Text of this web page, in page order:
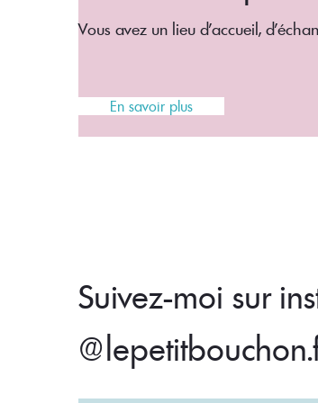
Vous avez un lieu d'accueil,
En savoir plus
Suivez-moi sur